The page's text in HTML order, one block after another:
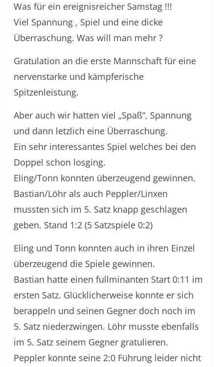
Was für ein ereignisreicher Samstag !!!
Viel Spannung , Spiel und eine dicke
Überraschung. Was will man mehr ?
Gratulation an die erste Mannschaft für eine
nervenstarke und kämpferische
Spitzenleistung.
Aber auch wir hatten viel „Spaß“, Spannung
und dann letzlich eine Überraschung.
Ein sehr interessantes Spiel welches bei den
Doppel schon losging.
Eling/Tonn konnten überzeugend gewinnen.
Bastian/Löhr als auch Peppler/Linxen
mussten sich im 5. Satz knapp geschlagen
geben. Stand 1:2 (5 Satzspiele 0:2)
Eling und Tonn konnten auch in ihren Einzel
überzeugend die Spiele gewinnen.
Bastian hatte einen fullminanten Start 0:11 im
ersten Satz. Glücklicherweise konnte er sich
berappeln und seinen Gegner doch noch im
5. Satz niederzwingen. Löhr musste ebenfalls
im 5. Satz seinem Gegner gratulieren.
Peppler konnte seine 2:0 Führung leider nicht